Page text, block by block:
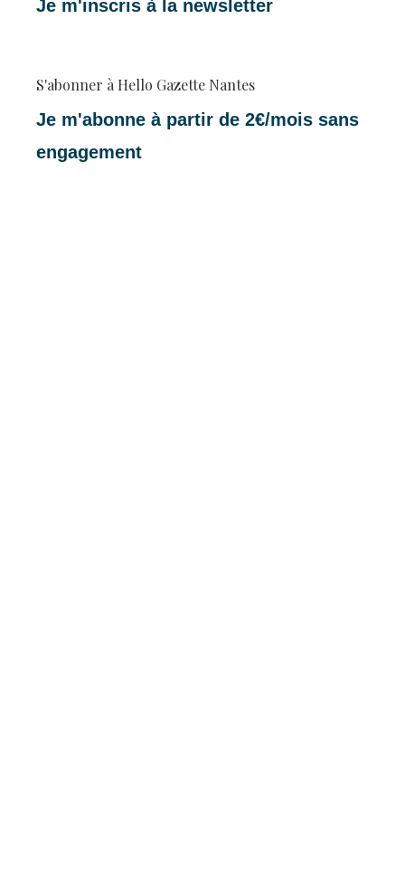
Je m'inscris à la newsletter
S'abonner à Hello Gazette Nantes
Je m'abonne à partir de 2€/mois sans
engagement